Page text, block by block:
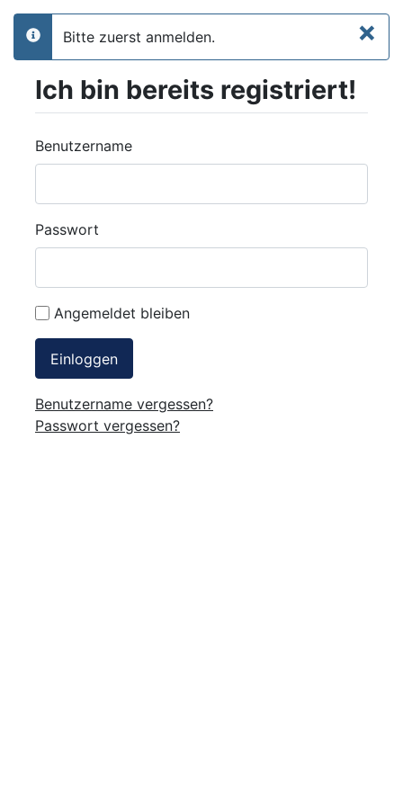
×
info
Bitte zuerst anmelden.
Ich bin bereits registriert!
Benutzername
Passwort
Angemeldet bleiben
Einloggen
Benutzername vergessen?
Passwort vergessen?